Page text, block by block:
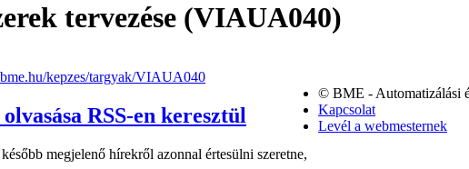
tervezése (VIAUA040)
kepzes/targyak/VIAUA040
megjelenő hírekről azonnal értesülni szeretne,
© BME - Automatizálási
Kapcsolat
Levél a webmesternek